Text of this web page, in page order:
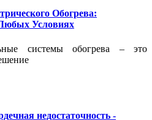
Обогрева:
Условиях
системы обогрева – это
недостаточность -